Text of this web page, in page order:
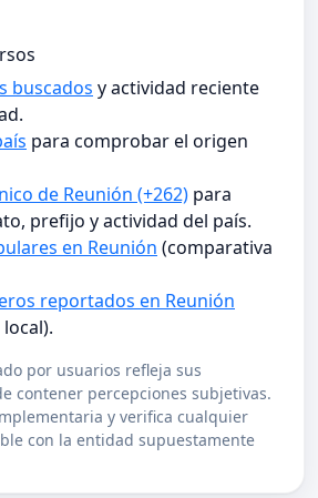
buscados y actividad reciente
para comprobar el origen
de Reunión (+262) para
prefijo y actividad del país.
en Reunión (comparativa
reportados en Reunión
por usuarios refleja sus
contener percepciones subjetivas.
y verifica cualquier
con la entidad supuestamente